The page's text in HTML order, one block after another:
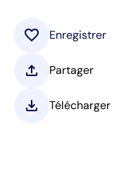
favorite Enregistrer
upload Partager
download Télécharger